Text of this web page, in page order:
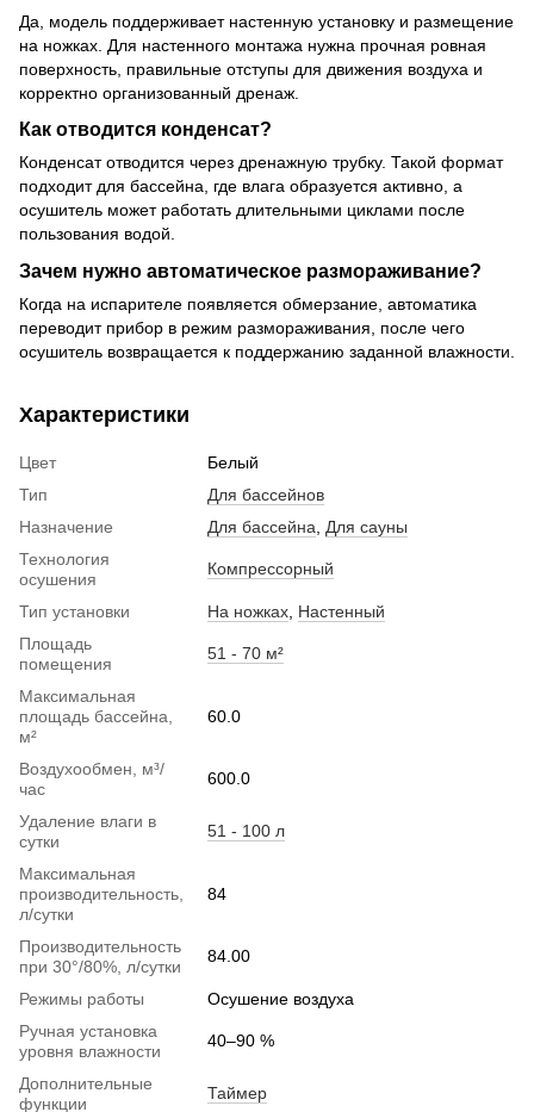
Да, модель поддерживает настенную установку и размещение
на ножках. Для настенного монтажа нужна прочная ровная
поверхность, правильные отступы для движения воздуха и
корректно организованный дренаж.
Как отводится конденсат?
Конденсат отводится через дренажную трубку. Такой формат
подходит для бассейна, где влага образуется активно, а
осушитель может работать длительными циклами после
пользования водой.
Зачем нужно автоматическое размораживание?
Когда на испарителе появляется обмерзание, автоматика
переводит прибор в режим размораживания, после чего
осушитель возвращается к поддержанию заданной влажности.
Характеристики
Цвет
Белый
Тип
Для бассейнов
Назначение
Для бассейна, Для сауны
Технология
осушения
Компрессорный
Тип установки На ножках, Настенный
Площадь
помещения
51 - 70 м²
Максимальная
площадь бассейна,
м²
60.0
Воздухообмен, м³/
час
600.0
Удаление влаги в
сутки
51 - 100 л
Максимальная
производительность,
л/сутки
84
Производительность
при 30°/80%, л/сутки
84.00
Режимы работы
Осушение воздуха
Ручная установка
уровня влажности
40–90 %
Дополнительные
функции
Таймер